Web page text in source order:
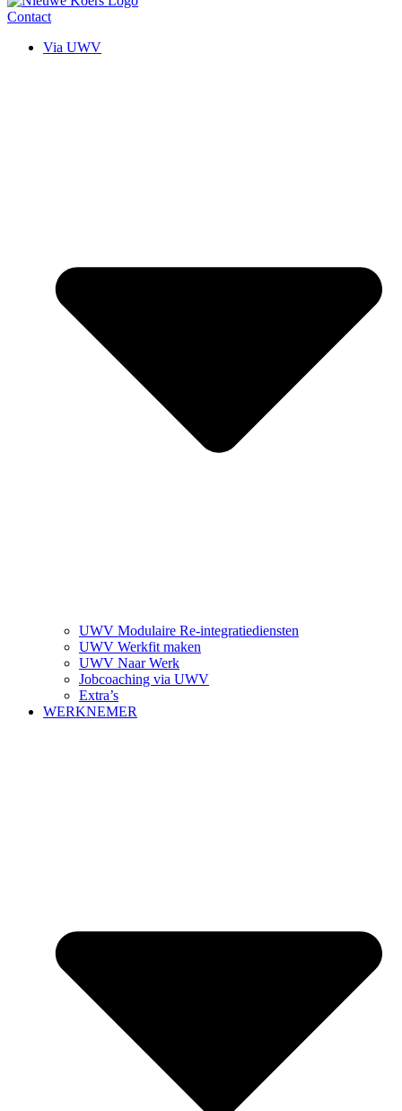
Contact
Via UWV
UWV Modulaire Re-integratiediensten
UWV Werkfit maken
UWV Naar Werk
Jobcoaching via UWV
Extra’s
WERKNEMER